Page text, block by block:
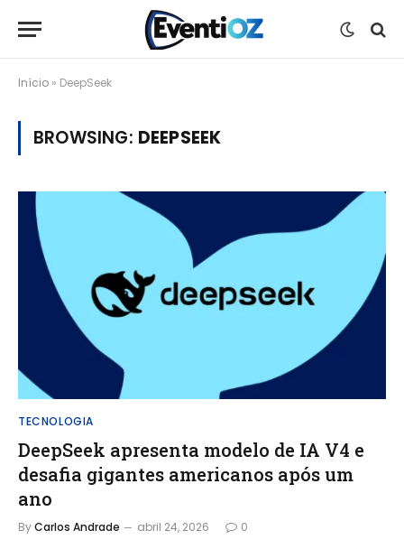
Início » DeepSeek
BROWSING: DEEPSEEK
TECNOLOGIA
DeepSeek apresenta modelo de IA V4 e
desafia gigantes americanos após um
ano
ByCarlos Andrade abril 24, 2026 0